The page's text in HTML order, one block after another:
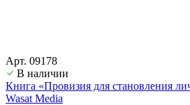
Арт. 09178
В наличии
Книга «Провизия для становления
Wasat Media